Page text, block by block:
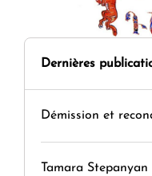
Dernières
Démission et
Tamara